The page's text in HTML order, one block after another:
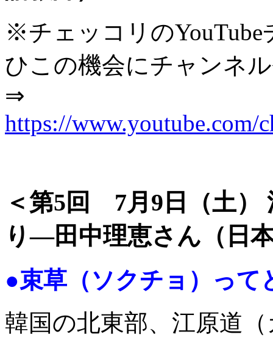
※チェッコリの
ひこの機会にチャンネ
⇒
https://www.youtube.com/
＜第5回 7月9日（土）
り―田中理恵さん（日
●束草（ソクチョ）って
韓国の北東部、江原道